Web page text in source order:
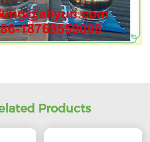
Products